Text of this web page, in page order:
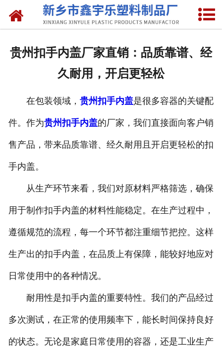
网站首页
联系我们
贵州扣手内盖厂家直销：品质靠谱、经
久耐用，开启更轻松
在包装领域， 贵州扣手内盖是很多容器的关键配
件。作为贵州扣手内盖的厂家，我们直接面向客户销
售产品，带来品质靠谱、经久耐用且开启更轻松的扣
手内盖。
从生产环节来看，我们对原材料严格筛选，确保
用于制作扣手内盖的材料性能稳定。在生产过程中，
遵循规范的流程，每一个环节都注重细节把控。这样
生产出的扣手内盖，在品质上有保障，能较好地应对
日常使用中的各种情况。
耐用性是扣手内盖的重要特性。我们的产品经过
多次测试，在正常的使用频率下，能长时间保持良好
的状态。无论是家庭日常使用的容器，还是工业生产